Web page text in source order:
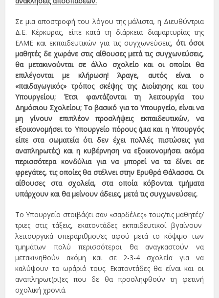
Σε μια αποστροφή του λόγου της μάλιστα, η Διευθύντρια
Δ.Ε. Κέρκυρας, είπε κατά τη διάρκεια διαμαρτυρίας της
ΕΛΜΕ και εκπαιδευτικών για τις συγχωνεύσεις, ότι όσοι
μαθητές δε χωράνε στις αίθουσες μετά τις συγχωνεύσεις,
θα μετακινούνται σε άλλο σχολείο και οι οποίοι θα
επιλέγονται με κλήρωση! Άραγε, αυτός είναι ο
«παιδαγωγικός» τρόπος σκέψης της Διοίκησης και του
Υπουργείου; Έτσι φαντάζονται τη λειτουργία του
Δημόσιου Σχολείου; Το βασικό για το Υπουργείο, είναι να
μη γίνουν επιπλέον προσλήψεις εκπαιδευτικών, να
εξοικονομήσει το Υπουργείο πόρους (μια και η Υπουργός
είπε στα σωματεία ότι δεν έχει πολλές πιστώσεις για
αναπληρωτές) και η κυβέρνηση να εξοικονομήσει ακόμα
περισσότερα κονδύλια για να μπορεί να τα δίνει σε
φρεγάτες, τις οποίες θα στέλνει στην Ερυθρά Θάλασσα. Οι
αίθουσες στα σχολεία, στα οποία κόβονται τμήματα
υπάρχουν και θα μείνουν άδειες, μετά τις συγχωνεύσεις.
Το Υπουργείο στοιβάζει σαν «σαρδέλες» τους/τις μαθητές/
τριες στις τάξεις, εκατοντάδες εκπαιδευτικοί βγαίνουν
λειτουργικά υπεράριθμοι/ες αφού μετά το κόψιμο των
τμημάτων πολύ περισσότεροι θα αναγκαστούν να
μετακινηθούν ακόμη και σε 2-3-4 σχολεία για να
καλύψουν το ωράριό τους. Εκατοντάδες θα είναι και οι
αναπληρωτ(ρι)ες που δε θα προσληφθούν τη φετινή
σχολική χρονιά.